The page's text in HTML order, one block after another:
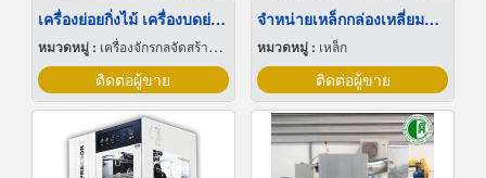
เครื่องย่อยกิ่งไม้ เครื่องบดย่อย P15M
หมวดหมู่ : เครื่องจักรกลจัดสร้างตามสั่ง
ติดต่อผู้ขาย
จำหน่ายเหล็กกล่องเหลี่ยมคุณภาพสูง
หมวดหมู่ : เหล็ก
ติดต่อผู้ขาย